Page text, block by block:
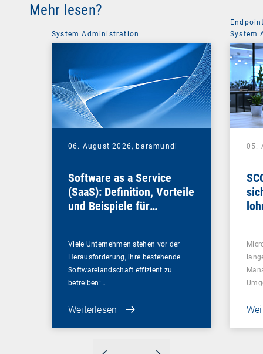
Mehr lesen?
System Administration
06. August 2026, baramundi
Software as a Service
(SaaS): Definition, Vorteile
und Beispiele für
Viele Unternehmen stehen vor der
Herausforderung, ihre bestehende
Softwarelandschaft effizient zu
betreiben:…
Weiterlesen
System
05.